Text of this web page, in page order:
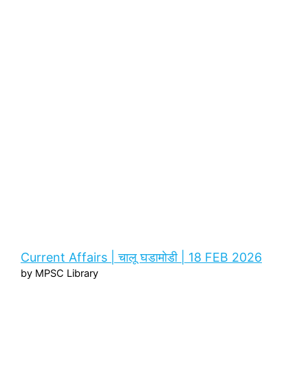
Current Affairs | चालू घडामोडी | 18 FEB 2026
by MPSC Library